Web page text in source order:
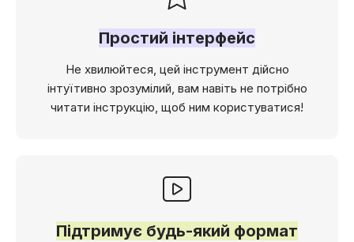
Простий інтерфейс
Не хвилюйтеся, цей інструмент дійсно
інтуїтивно зрозумілий, вам навіть не потрібно
читати інструкцію, щоб ним користуватися!
Підтримує будь-який формат